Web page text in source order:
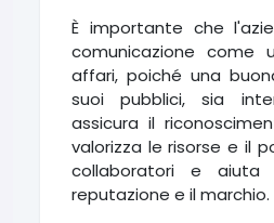
È importante che
comunicazione come
affari, poiché una
suoi pubblici, sia
assicura il
valorizza le risorse e il
collaboratori e
reputazione e il marchio.